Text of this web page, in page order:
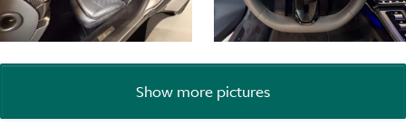
Show more pictures